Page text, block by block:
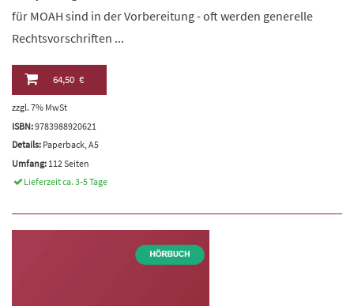
für MOAH sind in der Vorbereitung - oft werden generelle
Rechtsvorschriften ...
64,50 €
zzgl. 7% MwSt
ISBN:9783988920621
Details: Paperback, A5
Umfang: 112 Seiten
Lieferzeit ca. 3-5 Tage